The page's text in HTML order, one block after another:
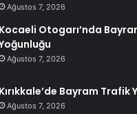
Ağustos 7, 2026
Kocaeli Otogarı’nda
Ağustos 7, 2026
Kırıkkale’de Bayram Trafik
Ağustos 7, 2026